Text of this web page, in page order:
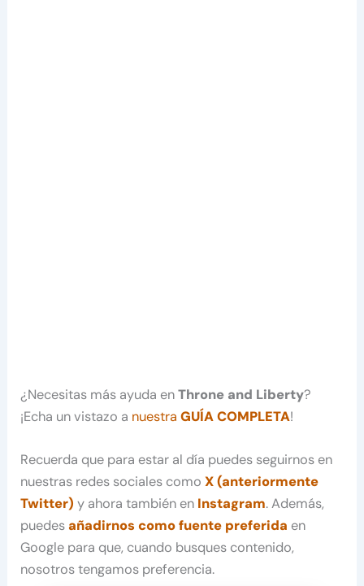
¿Necesitas más ayuda enThrone and Liberty?
¡Echa un vistazo a nuestraGUÍA COMPLETA!
Recuerda que para estar al día puedes seguirnos en
nuestras redes sociales comoX (anteriormente
Twitter) y ahora también en Instagram. Además,
puedesañadirnos como fuente preferida en
Google para que, cuando busques contenido,
nosotros tengamos preferencia.